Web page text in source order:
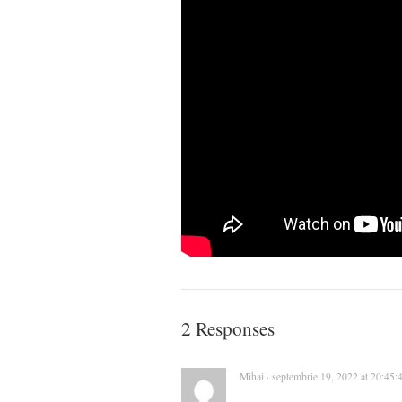
2 Responses
Mihai · septembrie 19, 2022 at